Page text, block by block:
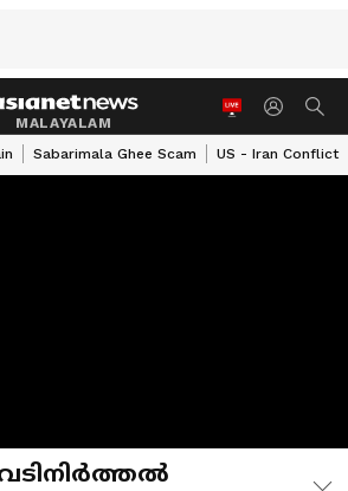
MALAYALAM
Sabarimala Ghee Scam US - Iran Conflict